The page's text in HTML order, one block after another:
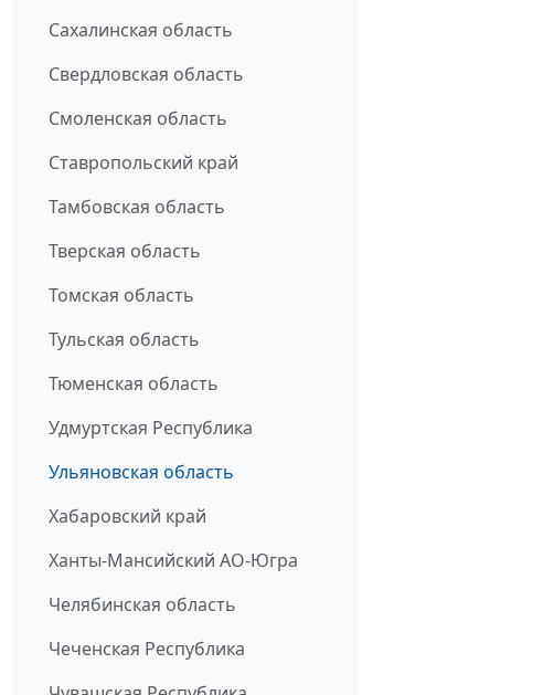
Сахалинская область
Свердловская область
Смоленская область
Ставропольский край
Тамбовская область
Тверская область
Томская область
Тульская область
Тюменская область
Удмуртская Республика
Ульяновская область
Хабаровский край
Ханты-Мансийский АО-Югра
Челябинская область
Чеченская Республика